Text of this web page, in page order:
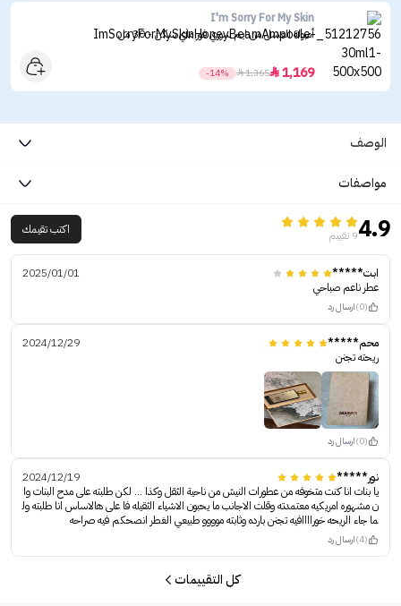
I'm Sorry For My Skin
أمبولة العسل من ايم سوري فور ماي سكن - 30 مل
1,169

1,365

-14%
الوصف
مواصفات
4.99 تقييم اكتب تقيمك
ابت*****
2025/01/01
عطر ناعم صباحي
(0) ارسال رد
محم*****
2024/12/29
ريحته تجنن
(0) ارسال رد
نور*****
2024/12/19
يا بنات انا كنت متخوفه من عطورات النيش من ناحية الثقل وكذا ... لكن طلبته على مدح البنات وا
ن مشهوره امريكيه معتمدته وقلت الاجانب ما يحبون الاشياء الثقيله فا على هالاساس انا طلبته ول
ما جاء الريحه خوراااافيه تجنن بارده وثابته موووو طبيعي الغطر انصحكم فيه صراحه
(4) ارسال رد
كل التقييمات